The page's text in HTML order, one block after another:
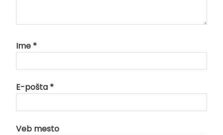
Ime *
E-pošta *
Veb mesto